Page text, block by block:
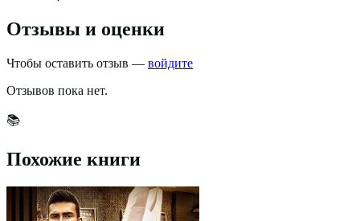
Отзывы и оценки
Чтобы оставить отзыв — войдите
Отзывов пока нет.
📚
Похожие книги